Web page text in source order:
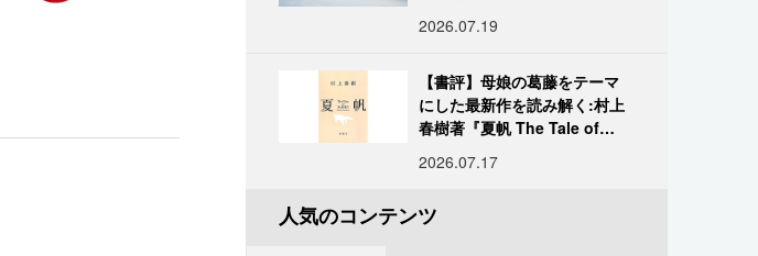
2026.07.19
【書評】母娘の葛藤をテーマ
にした最新作を読み解く:村上
春樹著『夏帆 The Tale of
2026.07.17
人気のコンテンツ